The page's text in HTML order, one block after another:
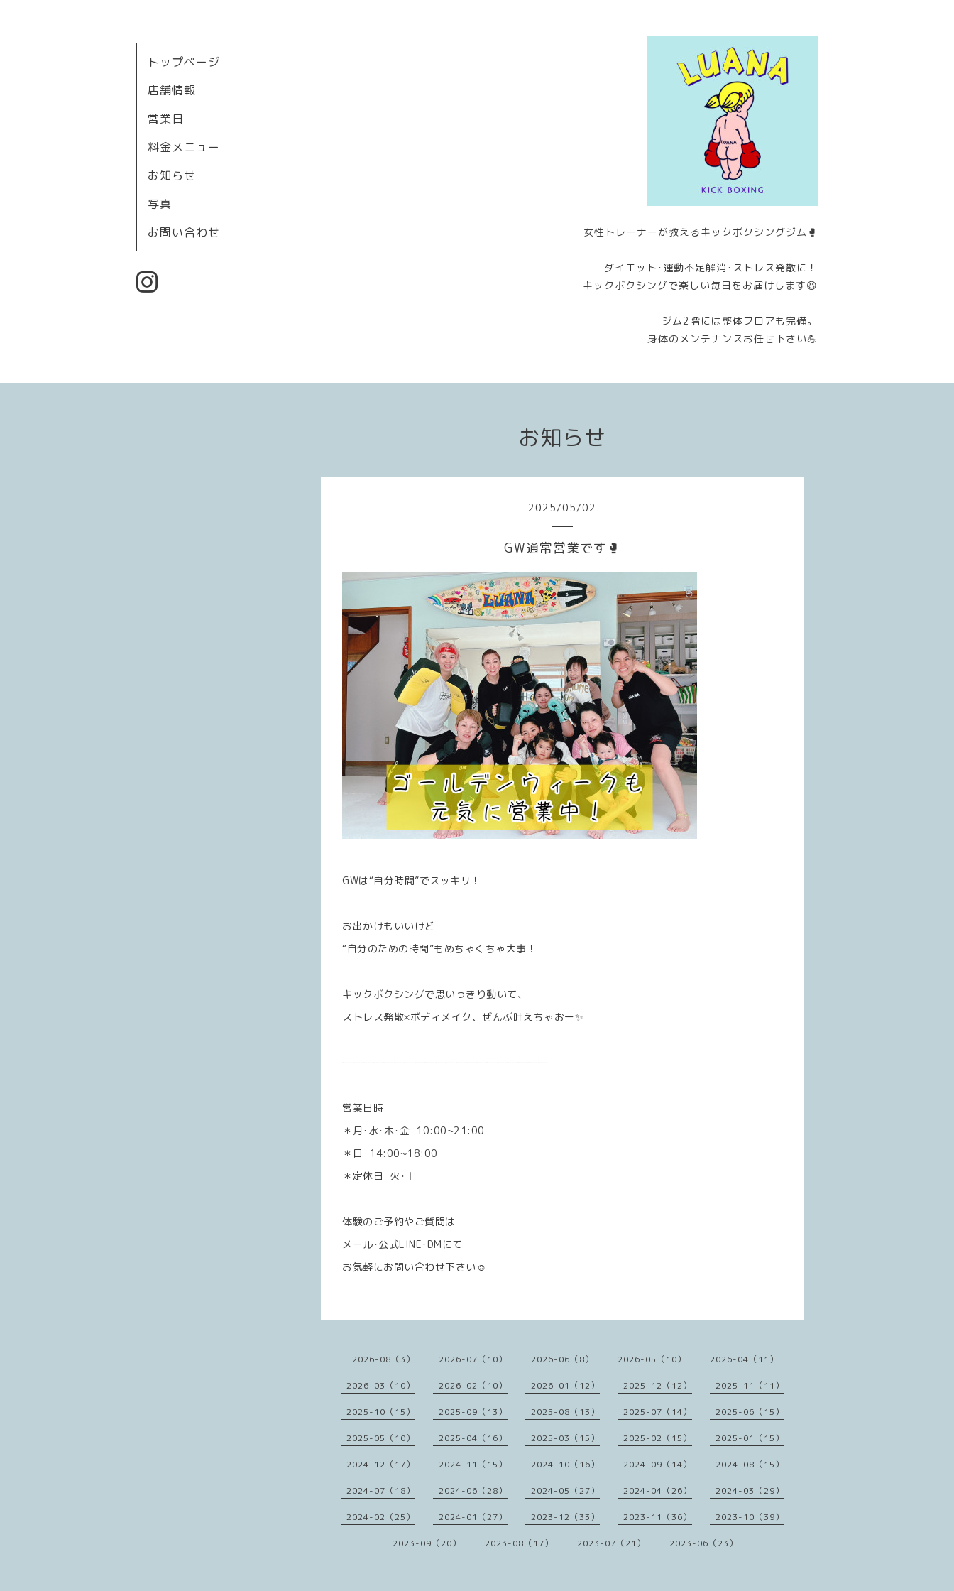
女性トレーナーが教えるキックボクシングジム🥊
ダイエット･運動不足解消･ストレス発散に！
キックボクシングで楽しい毎日をお届けします😆
ジム2階には整体フロアも完備。
身体のメンテナンスお任せ下さい💪
トップページ
店舗情報
営業日
料金メニュー
お知らせ
写真
お問い合わせ
お知らせ
2025/05/02
GW通常営業です🥊
GWは“自分時間”でスッキリ！
お出かけもいいけど
“自分のための時間”もめちゃくちゃ大事！
キックボクシングで思いっきり動いて、
ストレス発散×ボディメイク、ぜんぶ叶えちゃおー✨️
┈┈┈┈┈┈┈┈┈┈┈┈┈┈┈┈┈┈┈┈
営業日時
＊月･水･木･金 10:00~21:00
＊日 14:00~18:00
＊定休日 火･土
体験のご予約やご質問は
メール･公式LINE･DMにて
お気軽にお問い合わせ下さい☺️
2026-08（3） 2026-07（10） 2026-06（8） 2026-05（10） 2026-04（11）
2026-03（10） 2026-02（10） 2026-01（12） 2025-12（12） 2025-11（11）
2025-10（15） 2025-09（13） 2025-08（13） 2025-07（14） 2025-06（15）
2025-05（10） 2025-04（16） 2025-03（15） 2025-02（15） 2025-01（15）
2024-12（17） 2024-11（15） 2024-10（16） 2024-09（14） 2024-08（15）
2024-07（18） 2024-06（28） 2024-05（27） 2024-04（26） 2024-03（29）
2024-02（25） 2024-01（27） 2023-12（33） 2023-11（36） 2023-10（39）
2023-09（20） 2023-08（17） 2023-07（21） 2023-06（23）